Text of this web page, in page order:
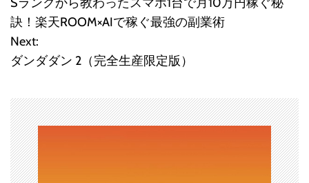
稿
ナ
ゲ
ー
シ
訣！楽天ROOM×AIで稼ぐ最強の副業術
Next:
ダンダダン 2（完全生産限定版）